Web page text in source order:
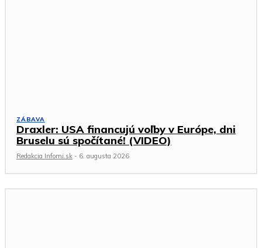
ZÁBAVA
Draxler: USA financujú voľby v Európe, dni
Bruselu sú spočítané! (VIDEO)
Redakcia Infomi.sk - 6. augusta 2026